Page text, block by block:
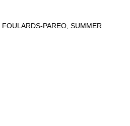
FOULARDS-PAREO, SUMMER